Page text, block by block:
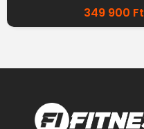
349 900 Ft